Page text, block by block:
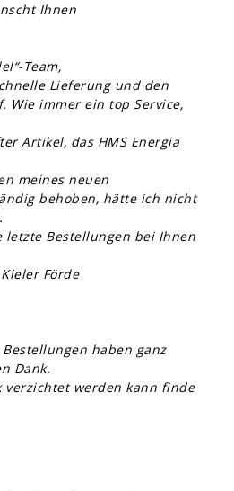
Ihnen
Team,
Lieferung und den
Wie immer ein top Service,
Artikel, das HMS Energia
meines neuen
behoben, hätte ich nicht
letzte Bestellungen bei Ihnen
Förde
haben ganz
Dank.
verzichtet werden kann finde